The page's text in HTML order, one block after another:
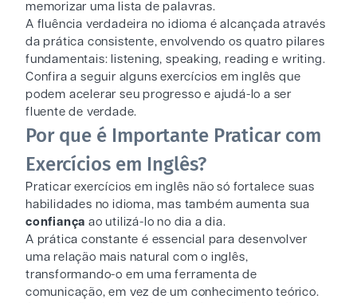
memorizar uma lista de palavras.
A fluência verdadeira no idioma é alcançada através
da prática consistente, envolvendo os quatro pilares
fundamentais: listening, speaking, reading e writing.
Confira a seguir alguns exercícios em inglês que
podem acelerar seu progresso e ajudá-lo a ser
fluente de verdade.
Por que é Importante Praticar com
Exercícios em Inglês?
Praticar exercícios em inglês não só fortalece suas
habilidades no idioma, mas também aumenta sua
confiança ao utilizá-lo no dia a dia.
A prática constante é essencial para desenvolver
uma relação mais natural com o inglês,
transformando-o em uma ferramenta de
comunicação, em vez de um conhecimento teórico.